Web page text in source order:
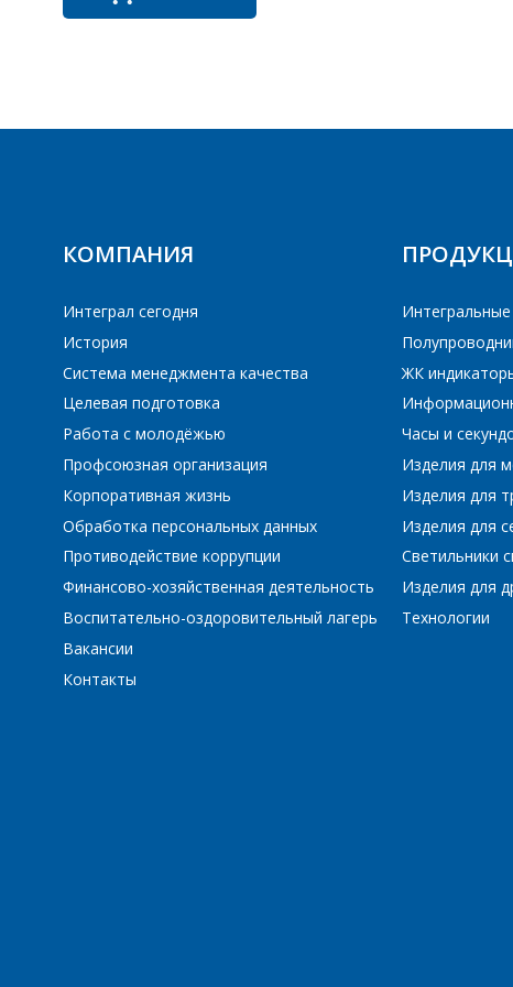
КОМПАНИЯ
Интеграл сегодня
История
Система менеджмента качества
Целевая подготовка
Работа с молодёжью
Профсоюзная организация
Корпоративная жизнь
Обработка персональных данных
Противодействие коррупции
Финансово-хозяйственная деятельность
Воспитательно-оздоровительный лагерь
Вакансии
Контакты
ЖК
Часы и
Изделия для
Изделия для
Изделия для
Светильники
Изделия для
Технологии